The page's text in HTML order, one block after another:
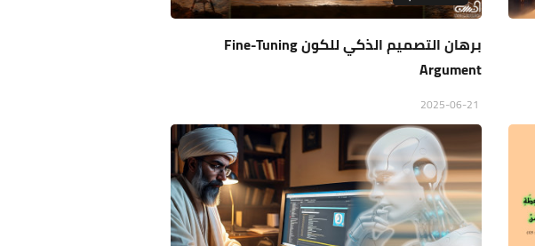
برهان التصميم الذكي للكون Fine-Tuning
Argument